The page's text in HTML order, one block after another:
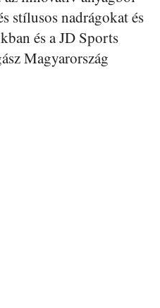
stílusos nadrágokat és
és a JD Sports
Magyarország